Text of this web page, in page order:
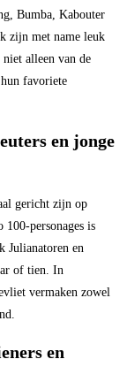
Bumba, Kabouter
zijn met name leuk
alleen van de
favoriete
en jonge
gericht zijn op
100-personages is
Julianatoren en
of tien. In
vermaken zowel
en